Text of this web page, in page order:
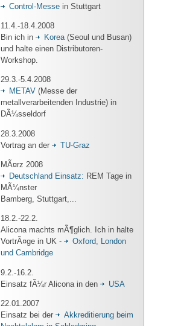
Control-Messe in Stuttgart
11.4.-18.4.2008
Bin ich in
Korea(Seoul und Busan)
und halte einen Distributoren-
Workshop.
29.3.-5.4.2008
METAV(Messe der
metallverarbeitenden Industrie) in
DÃ¼sseldorf
28.3.2008
Vortrag an der
TU-Graz
MÃ¤rz 2008
Deutschland Einsatz: REM Tage in
MÃ¼nster
Bamberg, Stuttgart,...
18.2.-22.2.
Alicona machts mÃ¶glich. Ich in halte
VortrÃ¤ge in UK -
Oxford, London
und Cambridge
9.2.-16.2.
Einsatz fÃ¼r Alicona in den
USA
22.01.2007
Einsatz bei der
Akkreditierung beim